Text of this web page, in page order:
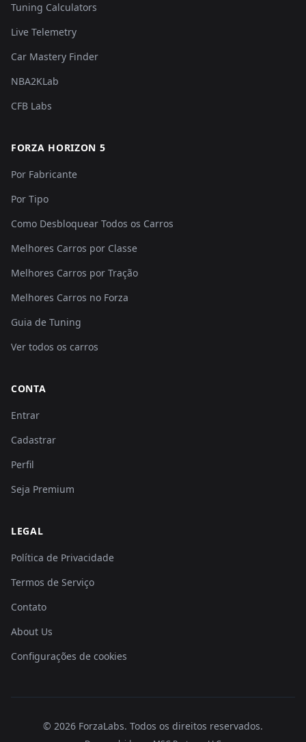
Tuning Calculators
Live Telemetry
Car Mastery Finder
NBA2KLab
CFB Labs
FORZA HORIZON 5
Por Fabricante
Por Tipo
Como Desbloquear Todos os Carros
Melhores Carros por Classe
Melhores Carros por Tração
Melhores Carros no Forza
Guia de Tuning
Ver todos os carros
CONTA
Entrar
Cadastrar
Perfil
Seja Premium
LEGAL
Política de Privacidade
Termos de Serviço
Contato
About Us
Configurações de cookies
© 2026 ForzaLabs. Todos os direitos reservados.